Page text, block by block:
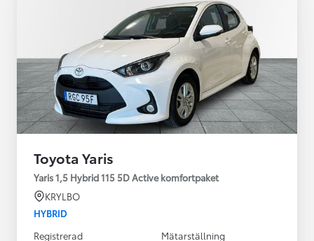
Toyota Yaris
Yaris 1,5 Hybrid 115 5D Active komfortpaket
KRYLBO
HYBRID
Registrerad
Mätarställning